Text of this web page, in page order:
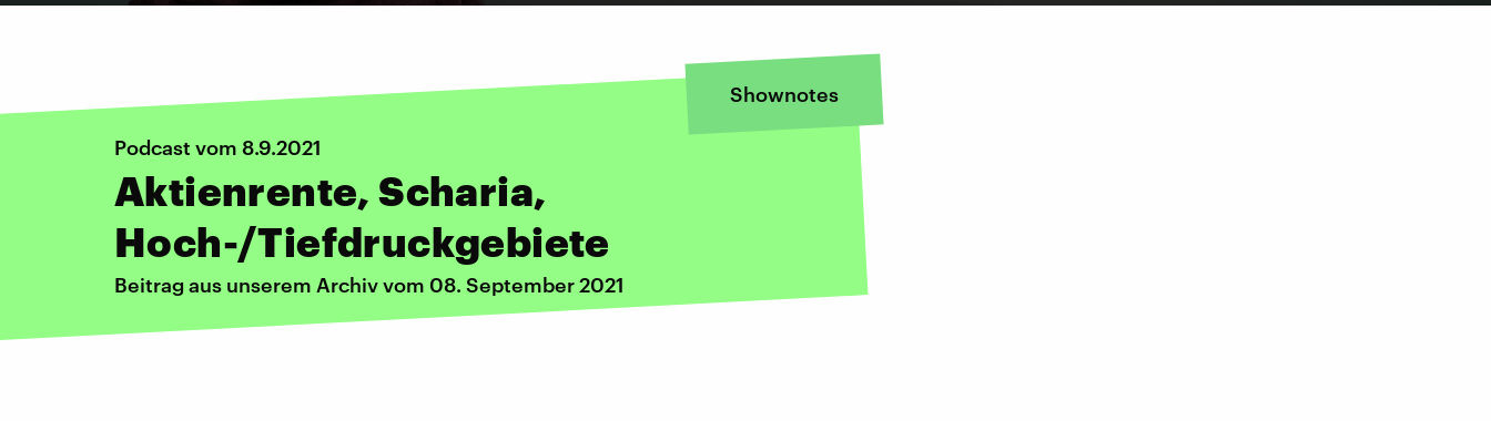
Shownotes
Podcast vom 8.9.2021
Aktienrente, Scharia,
Hoch-/Tiefdruckgebiete
Beitrag aus unserem Archiv vom 08. September 2021